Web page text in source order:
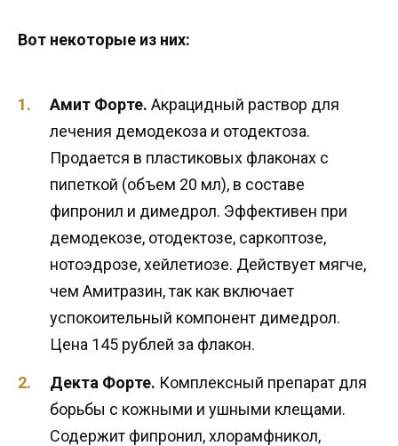
Вот некоторые из них:
Амит Форте. Акрацидный раствор для
лечения демодекоза и отодектоза.
Продается в пластиковых флаконах с
пипеткой (объем 20 мл), в составе
фипронил и димедрол. Эффективен при
демодекозе, отодектозе, саркоптозе,
нотоэдрозе, хейлетиозе. Действует мягче,
чем Амитразин, так как включает
успокоительный компонент димедрол.
Цена 145 рублей за флакон.
Декта Форте. Комплексный препарат для
борьбы с кожными и ушными клещами.
Содержит фипронил, хлорамфникол,